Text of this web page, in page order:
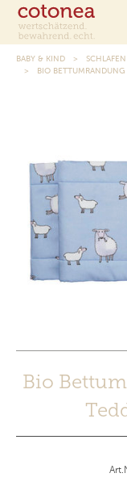
BABY & KIND
SCHLAFEN
BIO
Bio